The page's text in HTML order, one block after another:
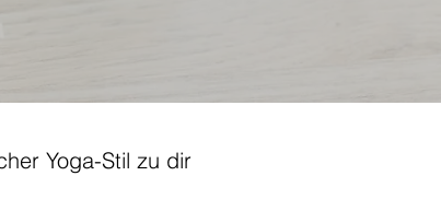
Yoga-Stil zu dir